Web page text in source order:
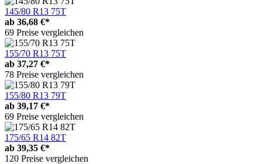
145/80 R13 75T
ab 36,68 €*
69 Preise vergleichen
155/70 R13 75T
ab 37,27 €*
78 Preise vergleichen
155/80 R13 79T
ab 39,17 €*
69 Preise vergleichen
175/65 R14 82T
ab 39,35 €*
120 Preise vergleichen